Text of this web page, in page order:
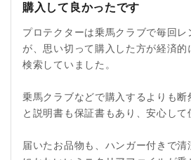
購入して良かったです
プロテクターは乗馬クラブで毎回レ
が、思い切って購入した方が経済
検索していました。
乗馬クラブなどで購入するよりも
と説明書も保証書もあり、安心して
届いたお品物も、ハンガー付きで